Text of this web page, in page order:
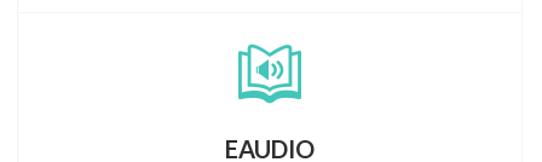
EAUDIO